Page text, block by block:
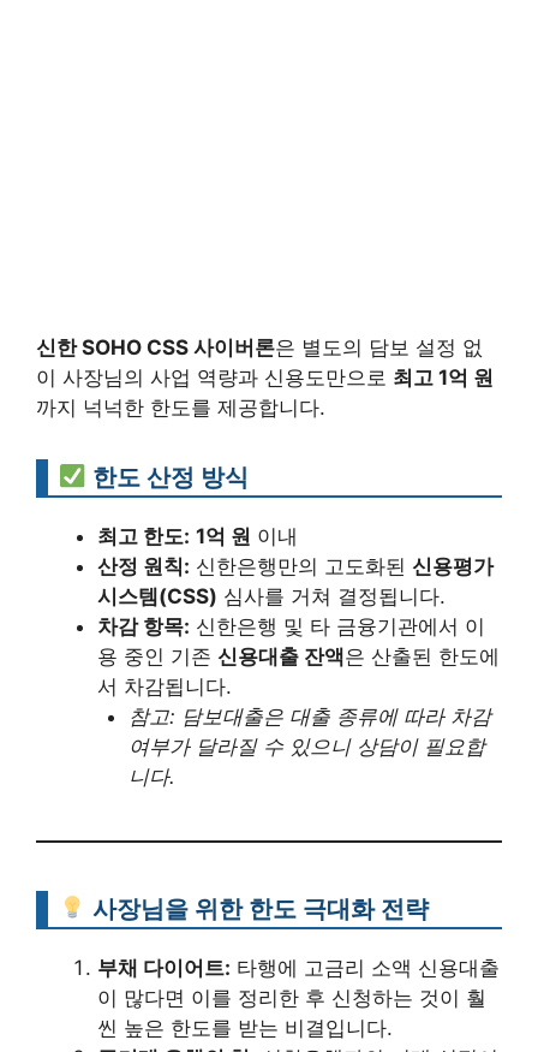
신한 SOHO CSS 사이버론은 별도의 담보 설정 없
이 사장님의 사업 역량과 신용도만으로 최고 1억 원
까지 넉넉한 한도를 제공합니다.
한도 산정 방식
최고 한도: 1억 원 이내
산정 원칙: 신한은행만의 고도화된 신용평가
시스템(CSS) 심사를 거쳐 결정됩니다.
차감 항목: 신한은행 및 타 금융기관에서 이
용 중인 기존 신용대출 잔액은 산출된 한도에
서 차감됩니다.
참고: 담보대출은 대출 종류에 따라 차감
여부가 달라질 수 있으니 상담이 필요합
니다.
사장님을 위한 한도 극대화 전략
부채 다이어트: 타행에 고금리 소액 신용대출
이 많다면 이를 정리한 후 신청하는 것이 훨
씬 높은 한도를 받는 비결입니다.